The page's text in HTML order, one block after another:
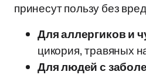
принесут пользу без
Для аллергиков и
цикория, травяных
Для людей с